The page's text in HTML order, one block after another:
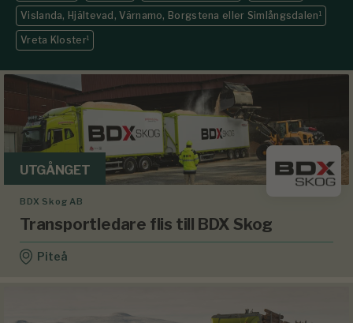
Vislanda, Hjältevad, Värnamo, Borgstena eller Simlångsdalen 1
Vreta Kloster1
UTGÅNGET
BDX Skog AB
Transportledare flis till BDX Skog
Piteå